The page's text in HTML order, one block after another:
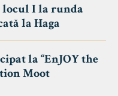
locul I la runda
la Haga
la “EnJOY the
Moot